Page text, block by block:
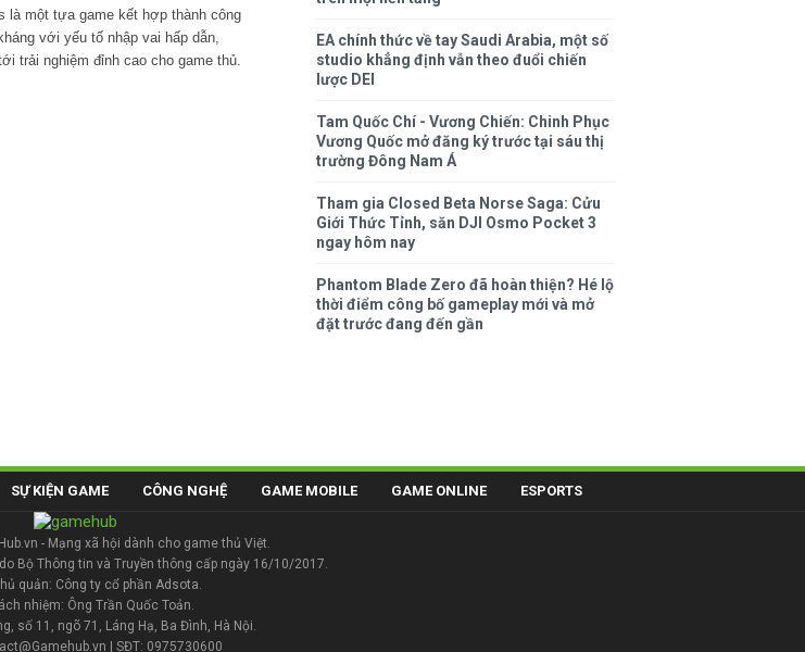
là một tựa game kết hợp thành công
với yếu tố nhập vai hấp dẫn,
trải nghiệm đỉnh cao cho game thủ.
EA chính thức về tay Saudi Arabia, một số
studio khẳng định vẫn theo đuổi chiến
lược DEI
Tam Quốc Chí - Vương Chiến: Chinh Phục
Vương Quốc mở đăng ký trước tại sáu thị
trường Đông Nam Á
Tham gia Closed Beta Norse Saga: Cửu
Giới Thức Tỉnh, săn DJI Osmo Pocket 3
ngay hôm nay
Phantom Blade Zero đã hoàn thiện? Hé lộ
thời điểm công bố gameplay mới và mở
đặt trước đang đến gần
SỰ KIỆN GAME CÔNG NGHỆ GAME MOBILE GAME ONLINE ESPORTS
- Mạng xã hội dành cho game thủ Việt.
Bộ Thông tin và Truyền thông cấp ngày 16/10/2017.
quản: Công ty cổ phần Adsota.
nhiệm: Ông Trần Quốc Toản.
số 11, ngõ 71, Láng Hạ, Ba Đình, Hà Nội.
| SĐT: 0975730600